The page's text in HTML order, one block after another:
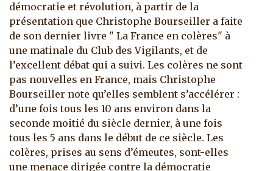
démocratie et révolution, à partir de la
présentation que Christophe Bourseiller a faite
de son dernier livre " La France en colères" à
une matinale du Club des Vigilants, et de
l’excellent débat qui a suivi. Les colères ne sont
pas nouvelles en France, mais Christophe
Bourseiller note qu’elles semblent s’accélérer :
d’une fois tous les 10 ans environ dans la
seconde moitié du siècle dernier, à une fois
tous les 5 ans dans le début de ce siècle. Les
colères, prises au sens d’émeutes, sont-elles
une menace dirigée contre la démocratie